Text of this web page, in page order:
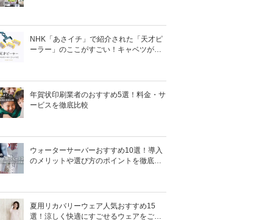
NHK「あさイチ」で紹介された「天才ピ
ーラー」のここがすごい！キャベツがほ
年賀状印刷業者のおすすめ5選！料金・サ
ービスを徹底比較
ウォーターサーバーおすすめ10選！導入
のメリットや選び方のポイントを徹底解
夏用リカバリーウェア人気おすすめ15
選！涼しく快適にすごせるウェアをご紹